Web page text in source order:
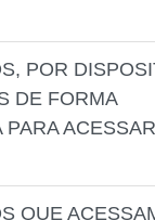
POR
DE FORMA
PARA
QUE